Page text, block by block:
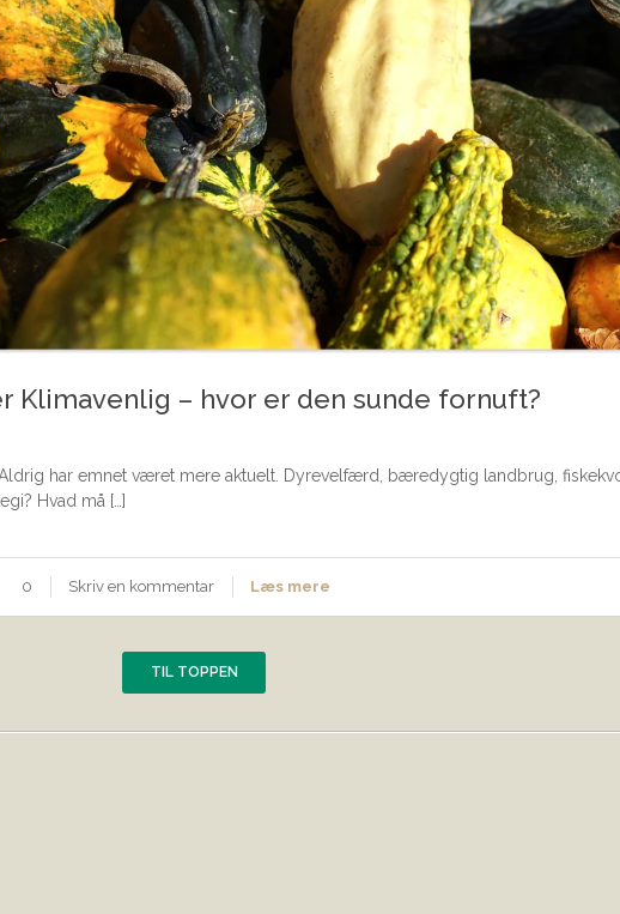
Klimavenlig – hvor er den sunde fornuft?
har emnet været mere aktuelt. Dyrevelfærd, bæredygtig landbrug,
Hvad må […]
0 Skriv en kommentar Læs mere
TIL TOPPEN